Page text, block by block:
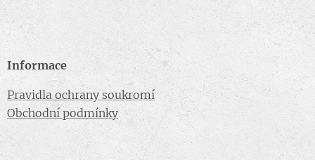
Informace
Pravidla ochrany soukromí
Obchodní podmínky